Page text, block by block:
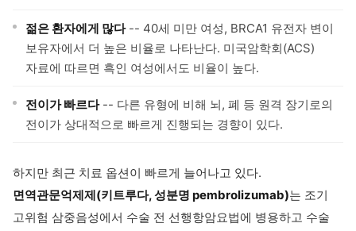
젊은 환자에게 많다-- 40세 미만 여성, BRCA1 유전자 변이
보유자에서 더 높은 비율로 나타난다. 미국암학회(ACS)
자료에 따르면 흑인 여성에서도 비율이 높다.
전이가 빠르다-- 다른 유형에 비해 뇌, 폐 등 원격 장기로의
전이가 상대적으로 빠르게 진행되는 경향이 있다.
하지만 최근 치료 옵션이 빠르게 늘어나고 있다.
면역관문억제제(키트루다, 성분명 pembrolizumab)는 조기
고위험 삼중음성에서 수술 전 선행항암요법에 병용하고 수술